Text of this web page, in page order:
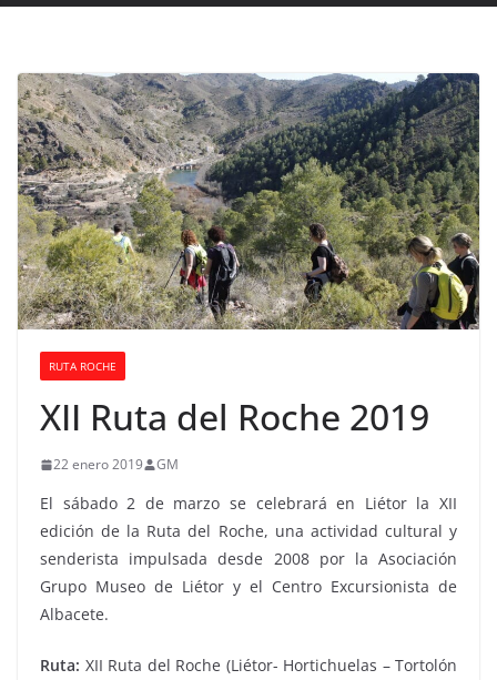
RUTA ROCHE
XII Ruta del Roche 2019
22 enero 2019 GM
El sábado 2 de marzo se celebrará en Liétor la XII
edición de la Ruta del Roche, una actividad cultural y
senderista impulsada desde 2008 por la Asociación
Grupo Museo de Liétor y el Centro Excursionista de
Albacete.
Ruta: XII Ruta del Roche (Liétor- Hortichuelas – Tortolón